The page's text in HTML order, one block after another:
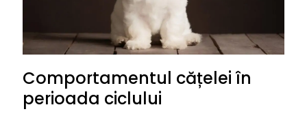
Comportamentul cățelei în
perioada ciclului